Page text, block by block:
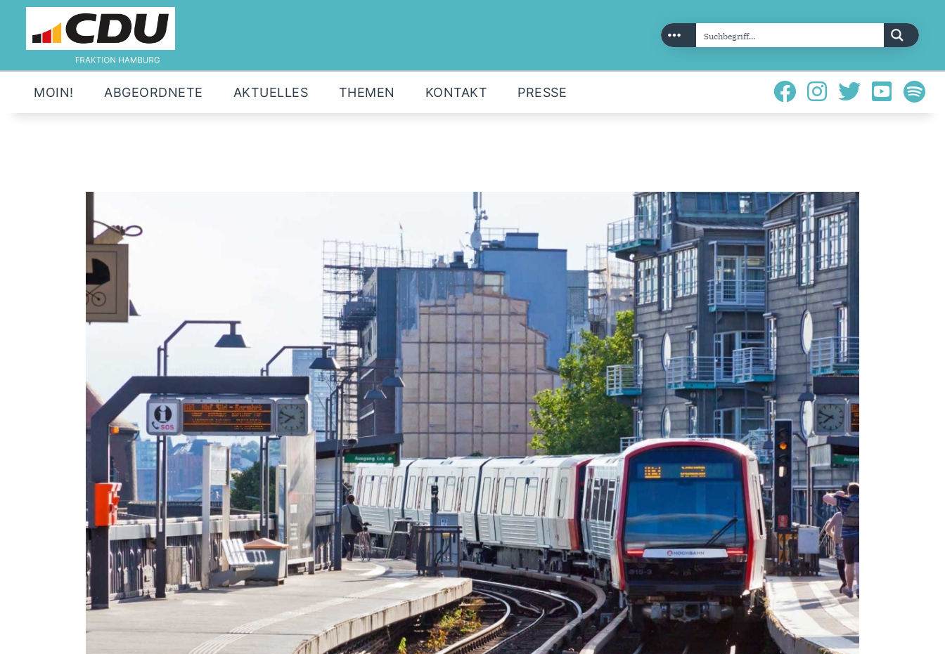
MOIN! ABGEORDNETE AKTUELLES THEMEN KONTAKT PRESSE
AKTUELLES